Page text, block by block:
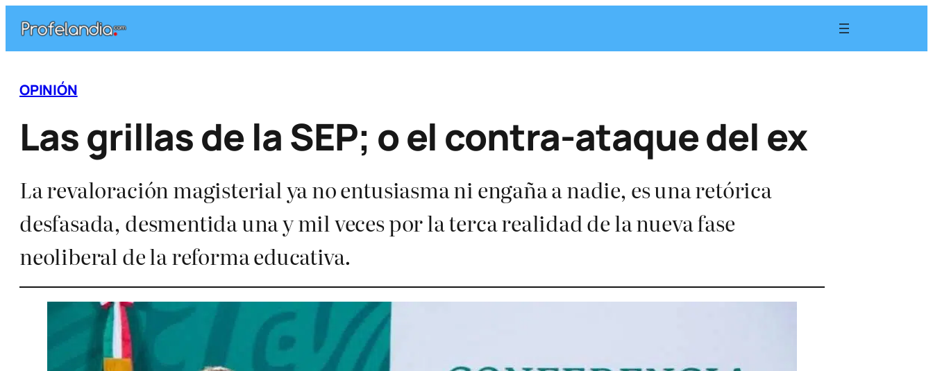
contenido
OPINIÓN
Las grillas de la SEP; o el contra-ataque del ex
La revaloración magisterial ya no entusiasma ni engaña a nadie, es una retórica
desfasada, desmentida una y mil veces por la terca realidad de la nueva fase
neoliberal de la reforma educativa.